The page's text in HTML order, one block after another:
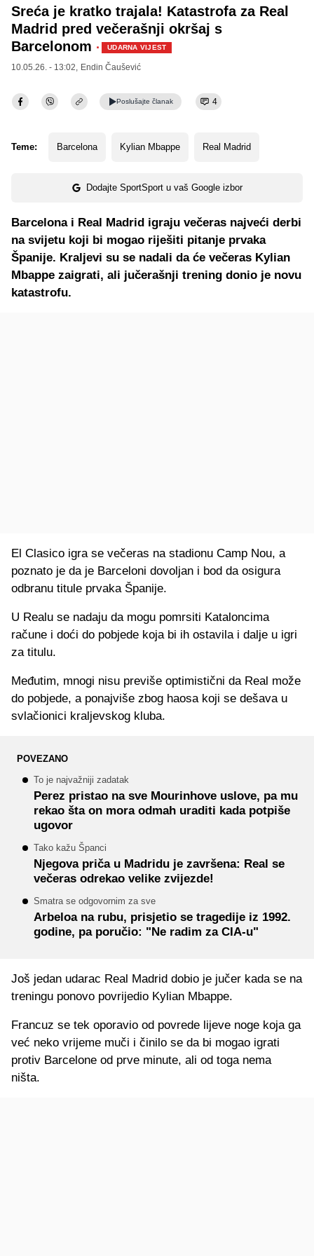
Sreća je kratko trajala! Katastrofa za Real
Madrid pred večerašnji okršaj s
Barcelonom · UDARNA VIJEST
10.05.26. - 13:02, Endin Čaušević
Poslušajte članak 4
Teme: Barcelona Kylian Mbappe Real Madrid
Dodajte SportSport u vaš Google izbor
Barcelona i Real Madrid igraju večeras najveći derbi
na svijetu koji bi mogao riješiti pitanje prvaka
Španije. Kraljevi su se nadali da će večeras Kylian
Mbappe zaigrati, ali jučerašnji trening donio je novu
katastrofu.
El Clasico igra se večeras na stadionu Camp Nou, a
poznato je da je Barceloni dovoljan i bod da osigura
odbranu titule prvaka Španije.
U Realu se nadaju da mogu pomrsiti Kataloncima
račune i doći do pobjede koja bi ih ostavila i dalje u igri
za titulu.
Međutim, mnogi nisu previše optimistični da Real može
do pobjede, a ponajviše zbog haosa koji se dešava u
svlačionici kraljevskog kluba.
POVEZANO
To je najvažniji zadatak
Perez pristao na sve Mourinhove uslove, pa mu
rekao šta on mora odmah uraditi kada potpiše
ugovor
Tako kažu Španci
Njegova priča u Madridu je završena: Real se
večeras odrekao velike zvijezde!
Smatra se odgovornim za sve
Arbeloa na rubu, prisjetio se tragedije iz 1992.
godine, pa poručio: "Ne radim za CIA-u"
Još jedan udarac Real Madrid dobio je jučer kada se na
treningu ponovo povrijedio Kylian Mbappe.
Francuz se tek oporavio od povrede lijeve noge koja ga
već neko vrijeme muči i činilo se da bi mogao igrati
protiv Barcelone od prve minute, ali od toga nema
ništa.